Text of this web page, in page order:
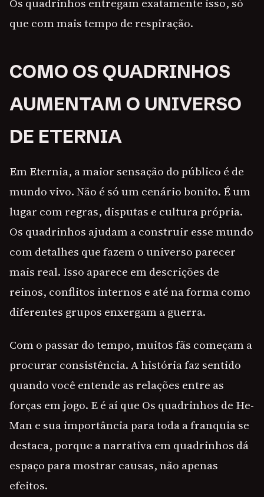
Os quadrinhos entregam exatamente isso, só
que com mais tempo de respiração.
COMO OS QUADRINHOS
AUMENTAM O UNIVERSO
DE ETERNIA
Em Eternia, a maior sensação do público é de
mundo vivo. Não é só um cenário bonito. É um
lugar com regras, disputas e cultura própria.
Os quadrinhos ajudam a construir esse mundo
com detalhes que fazem o universo parecer
mais real. Isso aparece em descrições de
reinos, conflitos internos e até na forma como
diferentes grupos enxergam a guerra.
Com o passar do tempo, muitos fãs começam a
procurar consistência. A história faz sentido
quando você entende as relações entre as
forças em jogo. E é aí que Os quadrinhos de He-
Man e sua importância para toda a franquia se
destaca, porque a narrativa em quadrinhos dá
espaço para mostrar causas, não apenas
efeitos.